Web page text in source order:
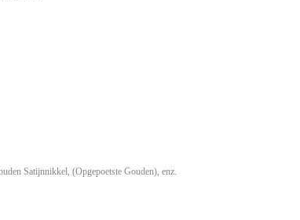
Satijnnikkel, (Opgepoetste Gouden), enz.